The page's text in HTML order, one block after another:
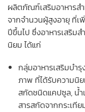
ผลิตภัณฑ์เสริมอาหารส
จากจำนวนผู้สูงอายุ ที่
ปีขึ้นไป ซึ่งอาหารเสริม
นิยม ได้แก่
กลุ่มอาหารเสริมบำ
ภาพ ที่ได้รับความนิ
สกัดชนิดแคปซูล, น้ำ
สารสกัดจากกระเที